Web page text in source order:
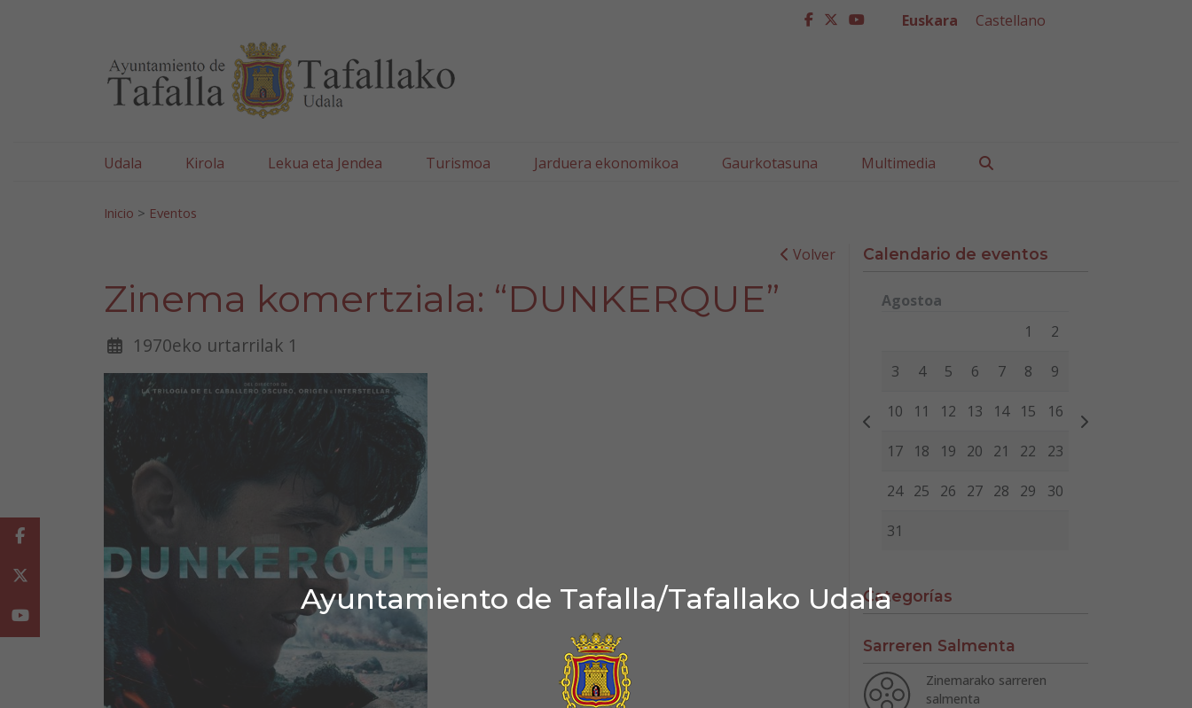
Ayuntamiento de Tafalla/Tafallako Udala
facebook
twitter
youtube
Euskara Castellano
Udala Kirola Lekua eta Jendea Turismoa Jarduera ekonomikoa Gaurkotasuna Multimedia
Inicio > Eventos
Volver
Zinema komertziala: “DUNKERQUE”
1970eko urtarrilak 1
Calendario de eventos
Agostoa
Miércoles Jueves
1 2
3 4 5 6 7 8 9
10 11 12 13 14 15 16
17 18 19 20 21 22 23
24 25 26 27 28 29 30
31
Categorías
Sarreren Salmenta
Zinemarako sarreren
salmenta
Facebook
Youtube